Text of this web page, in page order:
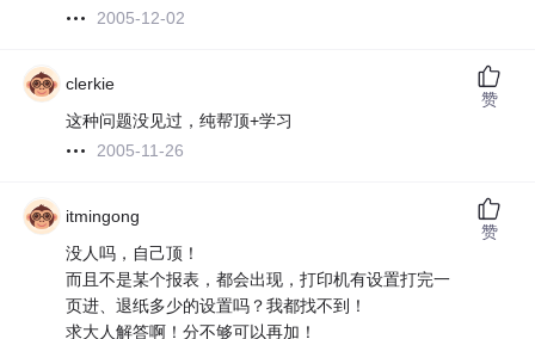
2005-12-02
clerkie
这种问题没见过，纯帮顶+学习
2005-11-26
赞
itmingong
没人吗，自己顶！
而且不是某个报表，都会出现，打印机有设置打完一
页进、退纸多少的设置吗？我都找不到！
求大人解答啊！分不够可以再加！
赞